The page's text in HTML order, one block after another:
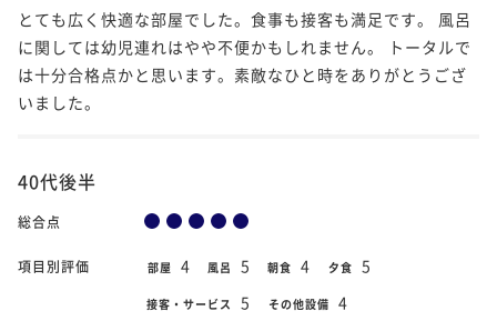
とても広く快適な部屋でした。食事も接客も満足です。 風呂
に関しては幼児連れはやや不便かもしれません。 トータルで
は十分合格点かと思います。素敵なひと時をありがとうござ
いました。
40代後半
総合点
項目別評価 部屋 4 風呂 5 朝食 4 夕食 5
接客・サービス 5 その他設備 4